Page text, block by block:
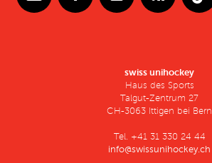
swiss unihockey
Haus des Sports
Talgut-Zentrum 27
CH-3063 Ittigen bei Bern
Tel. +41 31 330 24 44
info@swissunihockey.ch